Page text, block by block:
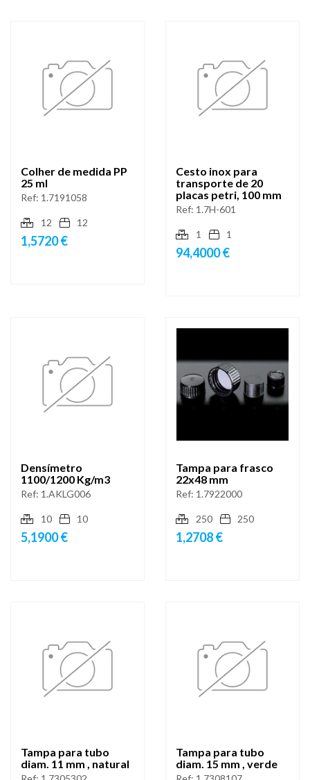
Colher de medida PP
25 ml
Ref: 1.7191058
12 12
1,5720 €
Cesto inox para
transporte de 20
placas petri, 100 mm
Ref: 1.7H-601
1 1
94,4000 €
Densímetro
1100/1200 Kg/m3
Ref: 1.AKLG006
10 10
5,1900 €
Tampa para frasco
22x48 mm
Ref: 1.7922000
250 250
1,2708 €
Tampa para tubo
diam. 11 mm , natural
Tampa para tubo
diam. 15 mm , verde